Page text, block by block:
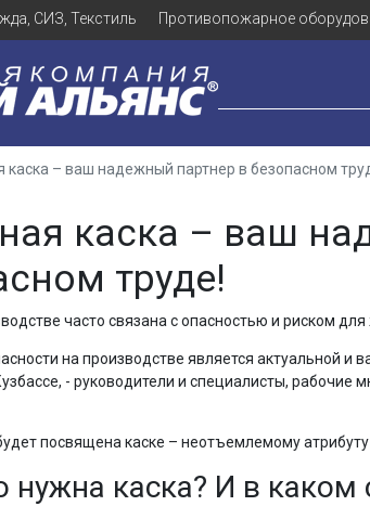
СИЗ, Текстиль Противопожарное
каска – ваш надежный партнер в безопасном
каска – ваш
труде!
часто связана с опасностью и риском для
на производстве является актуальной
- руководители и специалисты,
посвящена каске – неотъемлемому
нужна каска? И в каком